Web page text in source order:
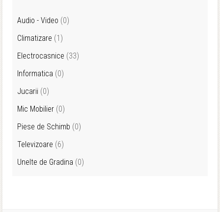
Audio - Video (0)
Climatizare (1)
Electrocasnice (33)
Informatica (0)
Jucarii (0)
Mic Mobilier (0)
Piese de Schimb (0)
Televizoare (6)
Unelte de Gradina (0)